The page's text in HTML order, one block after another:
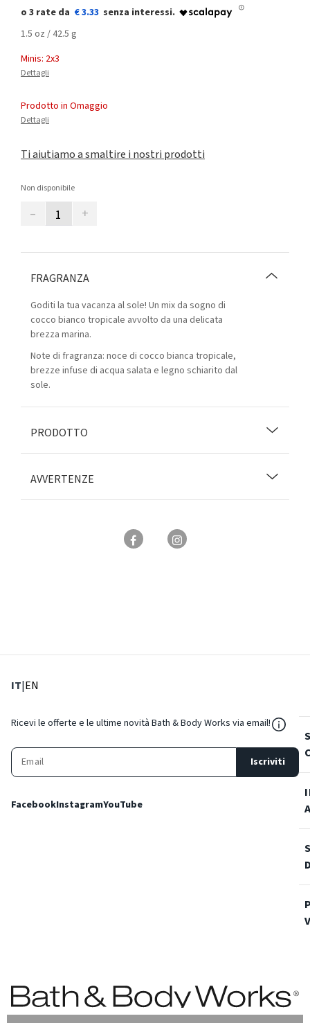
€ 3.33
1.5 oz / 42.5 g
Minis: 2x3
Dettagli
Prodotto in Omaggio
Dettagli
Ti aiutiamo a smaltire i nostri prodotti
Non disponibile
– +
FRAGRANZA
Goditi la tua vacanza al sole! Un mix da sogno di
cocco bianco tropicale avvolto da una delicata
brezza marina.
Note di fragranza: noce di cocco bianca tropicale,
brezze infuse di acqua salata e legno schiarito dal
sole.
PRODOTTO
AVVERTENZE
IT: Lingua corrente
|EN
Ricevi le offerte e le ultime novità Bath & Body Works via email!
Iscriviti
FacebookInstagramYouTube